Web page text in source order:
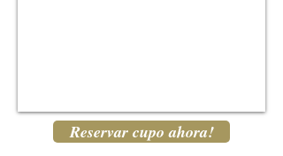
Reservar cupo ahora!